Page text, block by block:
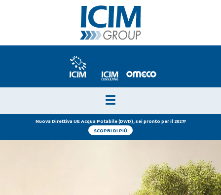
Nuova Direttiva UE Acqua Potabile (DWD), sei pronto per il 2027?
SCOPRI DI PIÙ